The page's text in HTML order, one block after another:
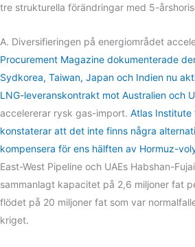
tre strukturella förändringar med 5-
A. Diversifieringen på energiområdet
Procurement Magazine dokumenterade
Sydkorea, Taiwan, Japan och Indien nu
LNG-leveranskontrakt mot Australien och
accelererar rysk gas-import. Atlas Institute
konstaterar att det inte finns några
kompensera för ens hälften av Hormuz-
East-West Pipeline och UAEs Habshan-
sammanlagt kapacitet på 2,6 miljoner fat
flödet på 20 miljoner fat som var
kriget.